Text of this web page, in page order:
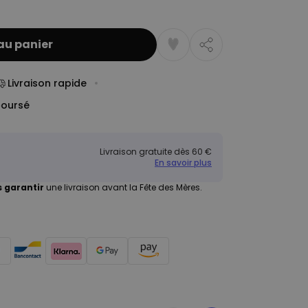
panier
Livraison rapide
Livraison gratuite dès 60 €
En savoir plus
garantir une livraison avant la Fête des Mères.